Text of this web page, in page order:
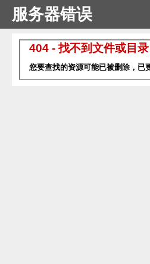
服务器错误
404 - 找不到文件或目录
您要查找的资源可能已被删除，已